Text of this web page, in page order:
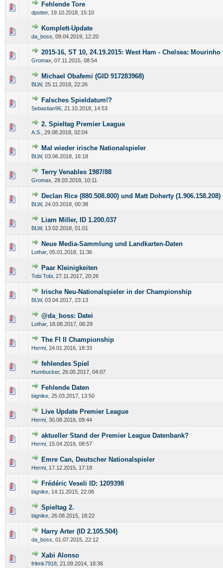
Fehlende Tore
dpotter, 19.10.2018, 15:10
Komplett-Update
da_boss 09.04.2019, 12:20
2015-16, ST 10, 24.19.2015: West Ham - Chelsea:
Gromax 07.11.2015, 08:54
Michael Obafemi (GID 917283968)
BLW, 25.11.2018, 22:26
Falsches Spieldatum!?
Sebastian96 21.10.2018, 14:53
2. Spieltag Premier League
A.S. 29.08.2018, 02:04
Mal wieder irische Nationalspieler
BLW, 03.06.2018, 16:18
Terry Venables 1987/88
Gromax 28.03.2018, 10:11
Declan Rice (880.508.800) und Matt Doherty (1.906.158.208)
BLW, 24.03.2018, 00:38
Liam Miller, ID 1.200.037
BLW, 13.02.2018, 01:01
Neue Media-Sammlung und Landkarten-Daten
Lothar, 05.01.2018, 11:36
Paar Kleinigkeiten
Tobi Tobi 27.11.2017, 20:26
Irische Neu-Nationalspieler in der Championship
BLW, 03.04.2017, 23:13
@da_boss: Datei
Lothar, 18.08.2017, 06:29
The Fl II Championship
Hermi 24.01.2016, 18:33
fehlendes Spiel
Humbucker, 26.05.2017, 04:07
Fehlende Daten
bignike 25.03.2017, 13:50
Live Update Premier League
Hermi 30.08.2016, 09:44
aktueller Stand der Premier League Datenbank?
Hermi 15.04.2016, 08:57
Emre Can, Deutscher Nationalspieler
Hermi 17.12.2015, 17:18
Frédéric Veseli ID: 1209398
bignike 14.11.2015, 22:06
Spieltag 2.
bignike 26.08.2015, 18:22
Harry Arter (ID 2.105.504)
da_boss 01.07.2015, 22:12
Xabi Alonso
frltmk7918 21.09.2014, 18:36